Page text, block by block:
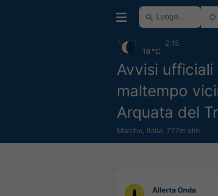
Avvisi ufficiali
maltempo
Arquata del
Marche, Italia, 777m slm
16 °C
2:15
Allerta Onda